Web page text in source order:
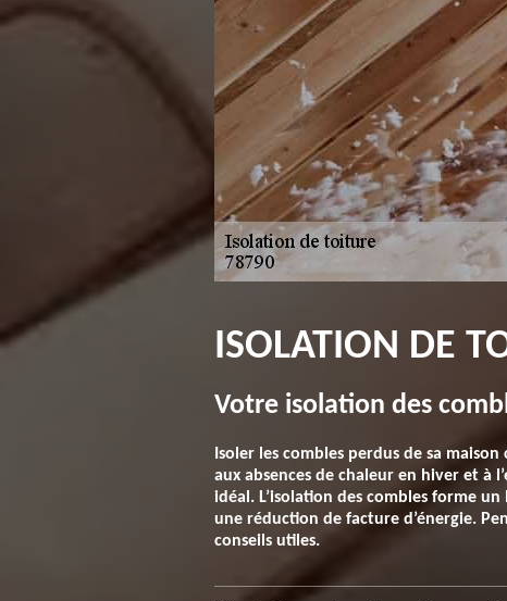
ISOLATION DE
Votre isolation des
Isoler les combles perdus de sa
aux absences de chaleur en hiver et à
idéal. L’isolation des combles forme
une réduction de facture d’énergie.
conseils utiles.